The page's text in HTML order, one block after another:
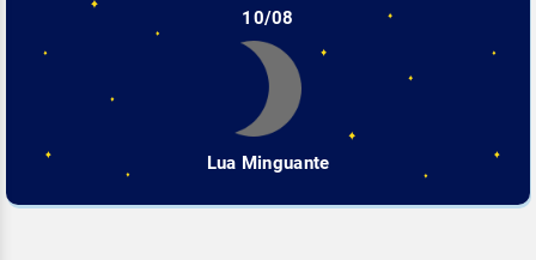
10/08
Lua Minguante